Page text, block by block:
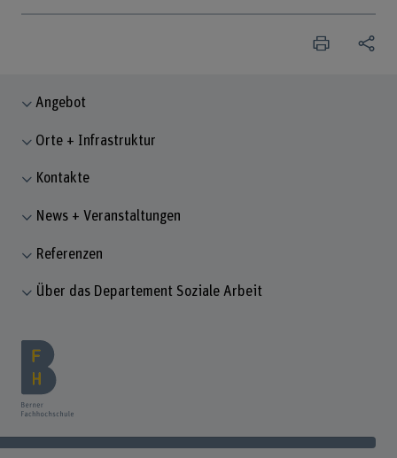
Angebot
Orte + Infrastruktur
Kontakte
News + Veranstaltungen
Referenzen
Über das Departement Soziale Arbeit